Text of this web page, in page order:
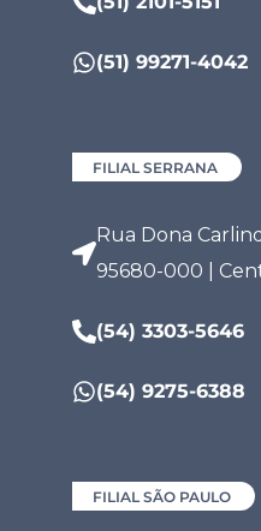
(51) 99271-4042
FILIAL SERRANA
Rua Dona
95680-000 |
(54) 3303-5646
(54) 9275-6388
FILIAL SÃO PAULO